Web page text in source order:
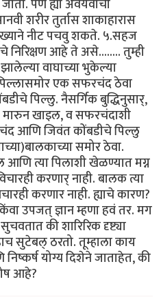
पण ह्या अवयवाची
शरीर तुर्तास शाकाहारास
नीट पचवु शकते. ५.सहज
निरिक्षण आहे ते असे........ तुम्ही
वाघाच्या भुकेल्या
एक सफरचंद ठेवा
पिल्लु. नैसर्गिक बुद्धिनुसार्,
मारुन खाइल, व सफरचंदाशी
जिवंत कोंबडीचे पिल्लु
समोर ठेवा.
त्या पिलाशी खेळण्यात मग्न
करणार् नाही. बालक त्या
करणार नाही. ह्याचे कारण?
उपजत् ज्ञान म्हणा हवं तर. मग
की शारिरिक दृष्ट्या
सुटेबल् ठरतो. तूम्हाला काय
योग्य दिशेने जाताहेत, की
आहे?